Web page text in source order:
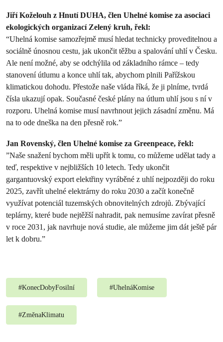
Jiří Koželouh z Hnutí DUHA, člen Uhelné komise za asociaci
ekologických organizací Zelený kruh, řekl:
“Uhelná komise samozřejmě musí hledat technicky proveditelnou a
sociálně únosnou cestu, jak ukončit těžbu a spalování uhlí v Česku.
Ale není možné, aby se odchýlila od základního rámce – tedy
stanovení útlumu a konce uhlí tak, abychom plnili Pařížskou
klimatickou dohodu. Přestože naše vláda říká, že ji plníme, tvrdá
čísla ukazují opak. Současné české plány na útlum uhlí jsou s ní v
rozporu. Uhelná komise musí navrhnout jejich zásadní změnu. Má
na to ode dneška na den přesně rok.”
Jan Rovenský, člen Uhelné komise za Greenpeace, řekl:
”Naše snažení bychom měli upřít k tomu, co můžeme udělat tady a
teď, respektive v nejbližších 10 letech. Tedy ukončit
gargantuovský export elektřiny vyráběné z uhlí nejpozději do roku
2025, zavřít uhelné elektrárny do roku 2030 a začít konečně
využívat potenciál tuzemských obnovitelných zdrojů. Zbývající
teplárny, které bude nejtěžší nahradit, pak nemusíme zavírat přesně
v roce 2031, jak navrhuje nová studie, ale můžeme jim dát ještě pár
let k dobru.”
#KonecDobyFosilní #UhelnáKomise
#ZměnaKlimatu